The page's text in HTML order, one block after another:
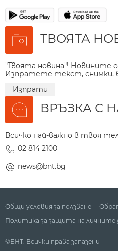
ТВОЯТА
"Твоята новина"! Новините
Изпратете текст, снимки,
Изпрати
ВРЪЗКА С
Всичко най-важно в твоя
02 814 2100
news@bnt.bg
Общи условия за ползване
Политика за защита на личните
©БНТ. Всички права запазени